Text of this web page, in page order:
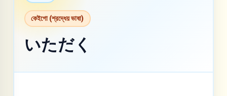
কেইগো (শ্রদ্ধেয় ভাষা)
いただく